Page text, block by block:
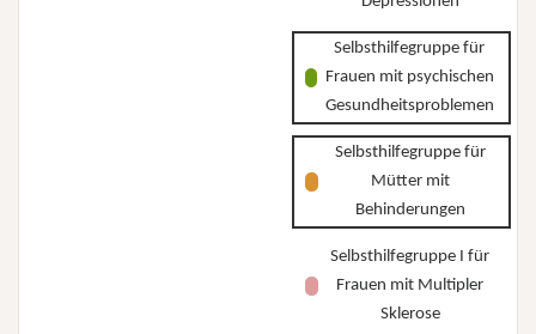
Selbsthilfegruppe für
Frauen mit psychischen
Gesundheitsproblemen
Selbsthilfegruppe für
Mütter mit
Behinderungen
Selbsthilfegruppe I für
Frauen mit Multipler
Sklerose